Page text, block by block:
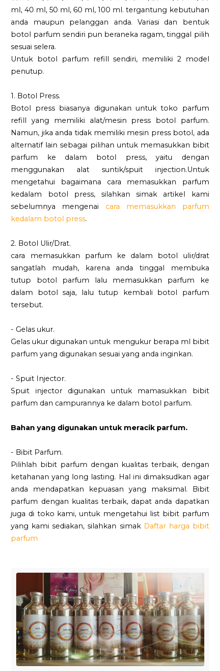
ml, 40 ml, 50 ml, 60 ml, 100 ml. tergantung kebutuhan
anda maupun pelanggan anda. Variasi dan bentuk
botol parfum sendiri pun beraneka ragam, tinggal pilih
sesuai selera.
Untuk botol parfum refill sendiri, memiliki 2 model
penutup.
1. Botol Press.
Botol press biasanya digunakan untuk toko parfum
refill yang memiliki alat/mesin press botol parfum.
Namun, jika anda tidak memiliki mesin press botol, ada
alternatif lain sebagai pilihan untuk memasukkan bibit
parfum ke dalam botol press, yaitu dengan
menggunakan alat suntik/spuit injection.Untuk
mengetahui bagaimana cara memasukkan parfum
kedalam botol press, silahkan simak artikel kami
sebelumnya mengenai cara memasukkan parfum
kedalam botol press.
2. Botol Ulir/Drat.
cara memasukkan parfum ke dalam botol ulir/drat
sangatlah mudah, karena anda tinggal membuka
tutup botol parfum lalu memasukkan parfum ke
dalam botol saja, lalu tutup kembali botol parfum
tersebut.
- Gelas ukur.
Gelas ukur digunakan untuk mengukur berapa ml bibit
parfum yang digunakan sesuai yang anda inginkan.
- Spuit Injector.
Spuit injector digunakan untuk mamasukkan bibit
parfum dan campurannya ke dalam botol parfum.
Bahan yang digunakan untuk meracik parfum.
- Bibit Parfum.
Pilihlah bibit parfum dengan kualitas terbaik, dengan
ketahanan yang long lasting. Hal ini dimaksudkan agar
anda mendapatkan kepuasan yang maksimal. Bibit
parfum dengan kualitas terbaik, dapat anda dapatkan
juga di toko kami, untuk mengetahui list bibit parfum
yang kami sediakan, silahkan simak Daftar harga bibit
parfum